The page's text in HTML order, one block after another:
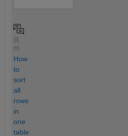
質
How
to
sort
all
rows
in
one
table